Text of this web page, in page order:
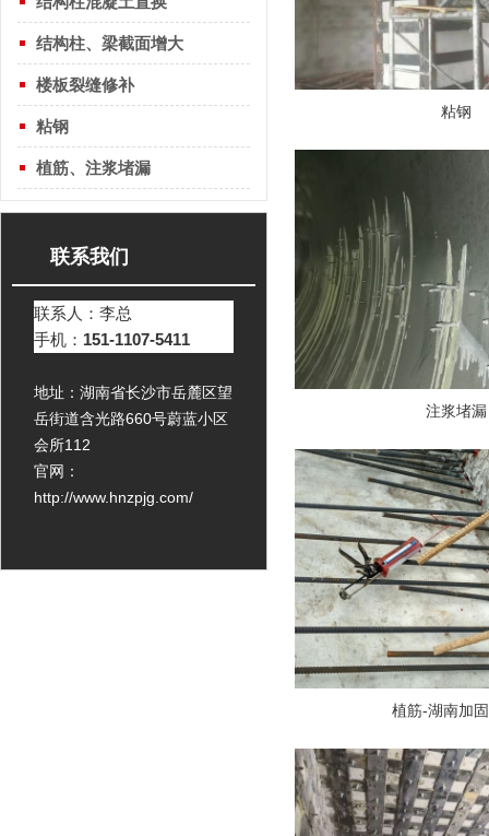
粘钢
注浆堵漏
植筋-湖南加
结构柱、梁截面增大
楼板裂缝修补
粘钢
植筋、注浆堵漏
联系我们
联系人：李总
手机： 151-1107-5411
地址：湖南省长沙市岳麓区望
岳街道含光路660号蔚蓝小区
会所112
官网：
http://www.hnzpjg.com/